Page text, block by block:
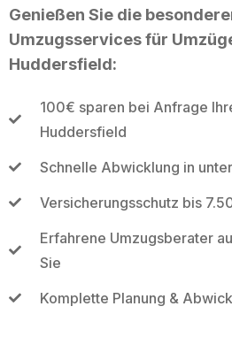
Genießen Sie die
Umzugsservices für
Huddersfield:
100€ sparen bei Anfrage
Huddersfield
Schnelle Abwicklung in
Versicherungsschutz bis
Erfahrene Umzugsberater
Sie
Komplette Planung &